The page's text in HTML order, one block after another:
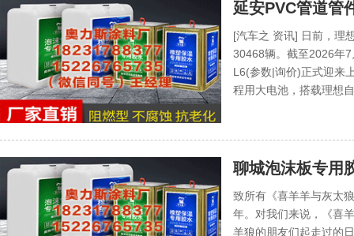
延安PVC管道管
累计交付量为
[汽车之 资讯] 日前，理
30468辆。截至2026年
L6(参数|询价)正式迎来
程用大电池，搭载理想
聊城泡沫板专用
的设计初衷并不
的意图
致所有《喜羊羊与灰太
年。对我们来说，《喜
羊狼的朋友们起走过的